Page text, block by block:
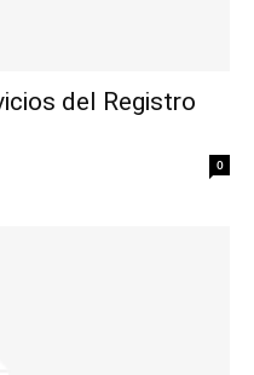
del Registro
0